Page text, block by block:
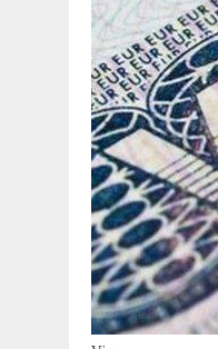
5 DICEMBRE 2024